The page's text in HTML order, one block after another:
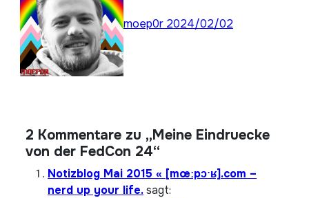
moep0r 2024/02/02
2 Kommentare zu „Meine Eindruecke
von der FedCon 24“
Notizblog Mai 2015 « [mœːpɔˑʁ].com –
nerd up your life.sagt: